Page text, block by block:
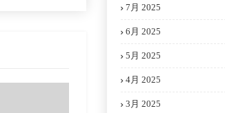
7月 2025
6月 2025
5月 2025
4月 2025
3月 2025